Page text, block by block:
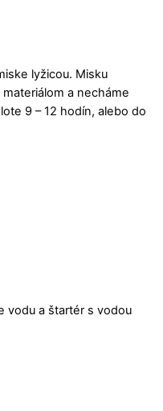
lyžicou. Misku
a necháme
9 – 12 hodín, alebo do
vodu a štartér s vodou